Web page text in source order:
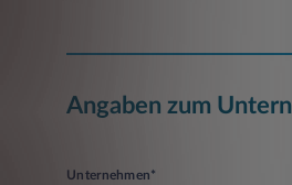
Angaben zum
Unternehmen*